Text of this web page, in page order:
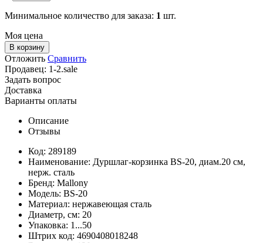
Минимальное количество для заказа: 1 шт.
Моя цена
В корзину
Отложить Сравнить
Продавец: 1-2.sale
Задать вопрос
Доставка
Варианты оплаты
Описание
Отзывы
Код: 289189
Наименование: Дуршлаг-корзинка BS-20, диам.20 см,
нерж. сталь
Бренд: Mallony
Модель: BS-20
Материал: нержавеющая сталь
Диаметр, см: 20
Упаковка: 1...50
Штрих код: 4690408018248